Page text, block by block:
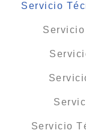
Servicio
Servicio